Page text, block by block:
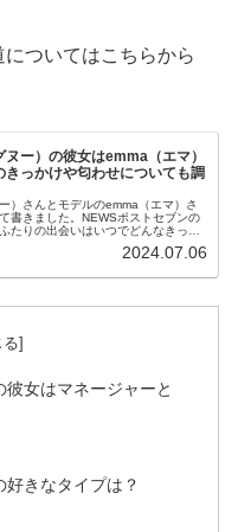
についてはこちらから
ー）の彼女はemma（エマ）
きっかけや匂わせについても調
）さんとモデルのemma（エマ）さ
書きました。NEWSポストセブンの
たりの出会いはいつでどんなきっか
のかについても調べてみました。
2024.07.06
女はマネージャーと
きなタイプは？